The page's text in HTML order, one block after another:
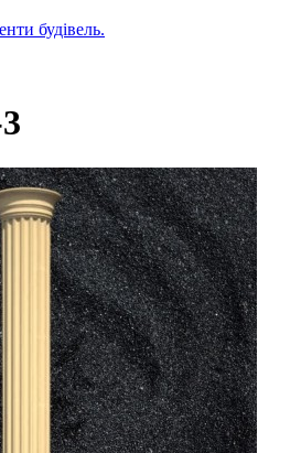
будівель.